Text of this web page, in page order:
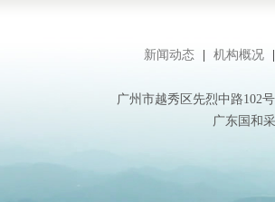
新闻动态 机构概况
广州市越秀区先烈中路102
广东国和